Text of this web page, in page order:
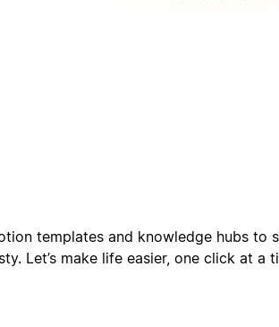
templates and knowledge hubs to
Let’s make life easier, one click at a